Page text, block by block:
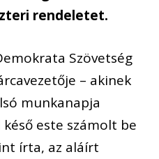
rendeletet.
Szövetség
– akinek
munkanapja
este számolt be
írta, az aláírt